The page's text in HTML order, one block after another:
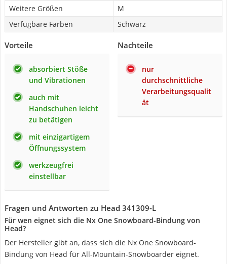
Weitere Größen
M
Verfügbare Farben
Schwarz
Vorteile
absorbiert Stöße
und Vibrationen
auch mit
Handschuhen leicht
zu betätigen
mit einzigartigem
Öffnungssystem
werkzeugfrei
einstellbar
Nachteile
nur
durchschnittliche
Verarbeitungsqualit
ät
Fragen und Antworten zu Head 341309-L
Für wen eignet sich die Nx One Snowboard-Bindung von
Head?
Der Hersteller gibt an, dass sich die Nx One Snowboard-
Bindung von Head für All-Mountain-Snowboarder eignet.